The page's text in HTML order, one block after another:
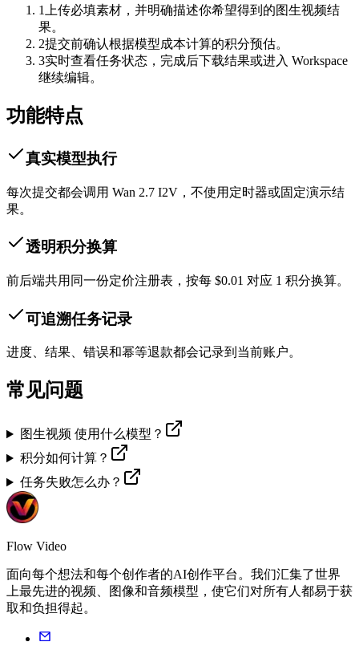
1
上传必填素材，并明确描述你希望得到的图生视频结
果。
2提交前确认根据模型成本计算的积分预估。
3实时查看任务状态，完成后下载结果或进入 Workspace
继续编辑。
功能特点
真实模型执行
每次提交都会调用 Wan 2.7 I2V，不使用定时器或固定演示结
果。
透明积分换算
前后端共用同一份定价注册表，按每 $0.01 对应 1 积分换算。
可追溯任务记录
进度、结果、错误和幂等退款都会记录到当前账户。
常见问题
图生视频 使用什么模型？
积分如何计算？
任务失败怎么办？
Flow Video
面向每个想法和每个创作者的AI创作平台。我们汇集了世界
上最先进的视频、图像和音频模型，使它们对所有人都易于获
取和负担得起。